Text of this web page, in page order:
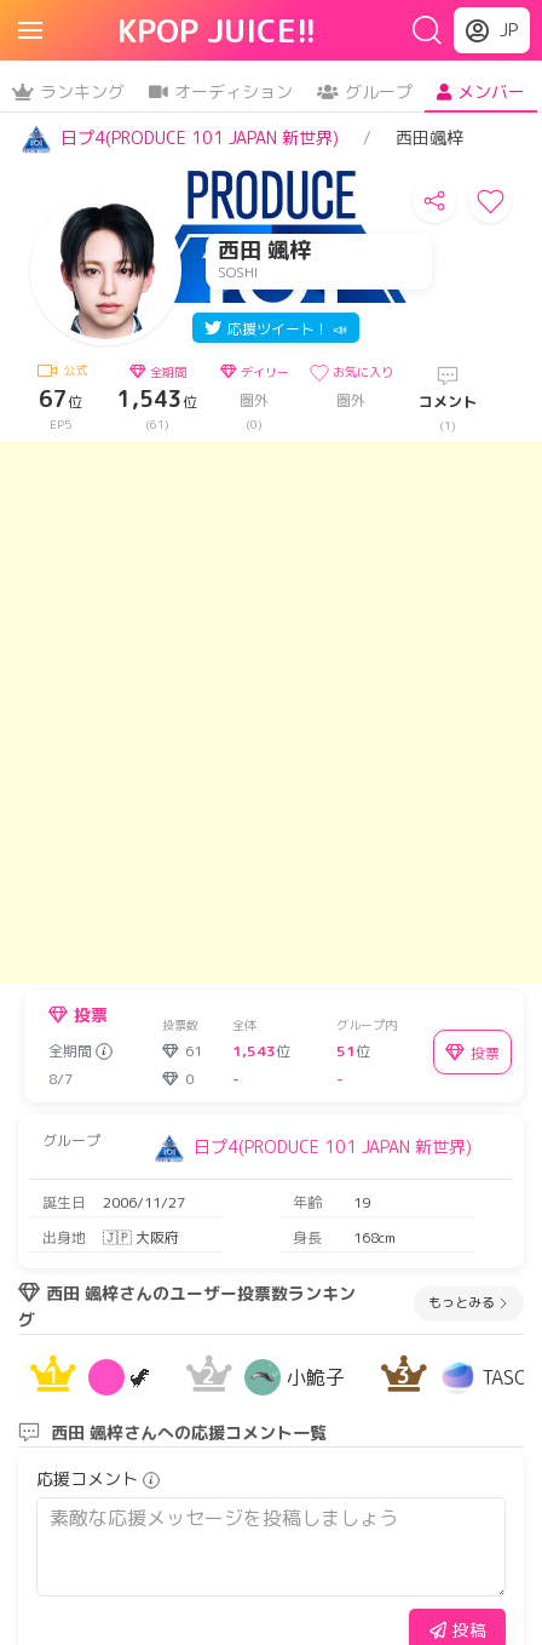
KPOP JUICE!! JP
ランキング オーディション グループ
メンバー
日プ4(PRODUCE 101 JAPAN 新世界)
西田颯梓
西田 颯梓
SOSHI
応援ツイート！ 📣
公式
67位
EP5
全期間
1,543位
(61)
デイリー
圏外
(0)
お気に入り
圏外 コメント
(1)
投票 投票数 全体 グループ内
全期間 61 1,543位 51位
8/7
0 - -
投票
グループ 日プ4(PRODUCE 101 JAPAN 新世界)
誕生日 2006/11/27 年齢
19
出身地
🇯🇵 大阪府 身長 168cm
西田 颯梓さんのユーザー投票数ランキン
グ
もっとみる
1 🦖 2 小鮠子 3 TASO
西田 颯梓さんへの応援コメント一覧
応援コメント
投稿